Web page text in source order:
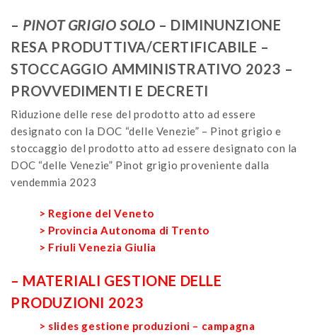
– PINOT GRIGIO SOLO – DIMINUNZIONE
RESA PRODUTTIVA/CERTIFICABILE –
STOCCAGGIO AMMINISTRATIVO 2023 –
PROVVEDIMENTI E DECRETI
Riduzione delle rese del prodotto atto ad essere
designato con la DOC “delle Venezie” – Pinot grigio e
stoccaggio del prodotto atto ad essere designato con la
DOC “delle Venezie” Pinot grigio proveniente dalla
vendemmia 2023
> Regione del Veneto
> Provincia Autonoma di Trento
> Friuli Venezia Giulia
– MATERIALI GESTIONE DELLE
PRODUZIONI 2023
> slides gestione produzioni – campagna